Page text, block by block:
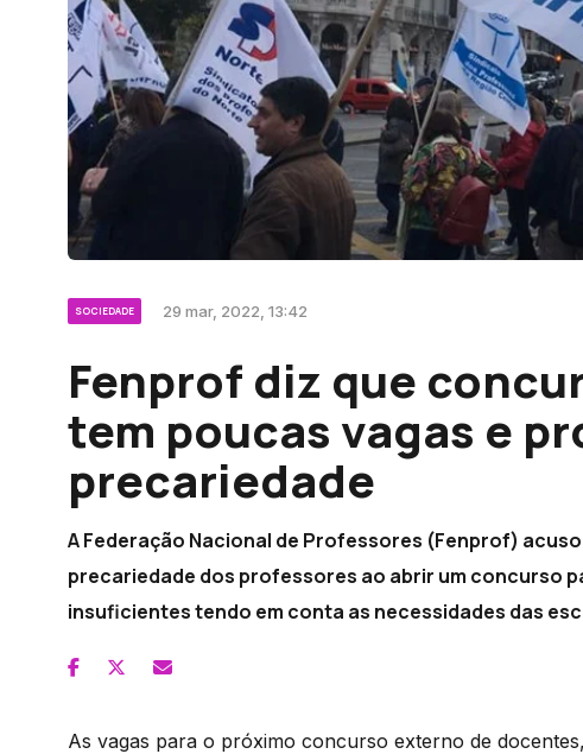
SOCIEDADE 29 mar, 2022, 13:42
Fenprof diz que
tem poucas vagas e
precariedade
A Federação Nacional de Professores (Fenprof)
precariedade dos professores ao abrir um concurso
insuficientes tendo em conta as necessidades das
As vagas para o próximo concurso externo de